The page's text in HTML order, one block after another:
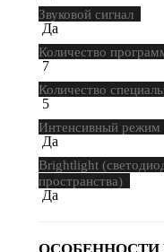
Звуковой сигнал
Да
Количество
7
Количество
5
Интенсивный режим
Да
Brightlight
пространства)
Да